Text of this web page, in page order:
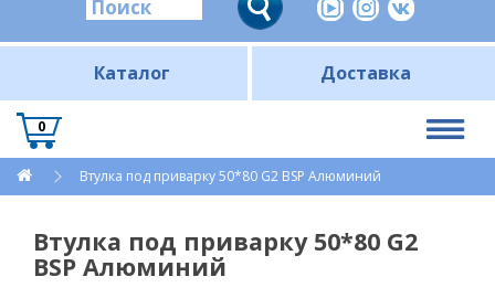
Каталог Доставка
0
Втулка под приварку 50*80 G2 BSP Алюминий
Втулка под приварку 50*80 G2
BSP Алюминий